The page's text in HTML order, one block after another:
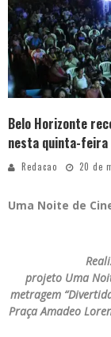
Belo Horizonte
nesta quinta-feira
Redacao 20 de
Uma Noite de
projeto Uma
metragem
Praça Amadeo